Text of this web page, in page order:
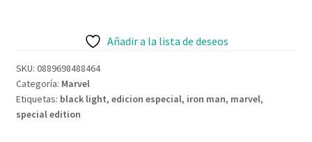
Añadir a la lista de deseos
SKU: 0889698488464
Categoría: Marvel
Etiquetas: black light, edicion especial, iron man, marvel,
special edition